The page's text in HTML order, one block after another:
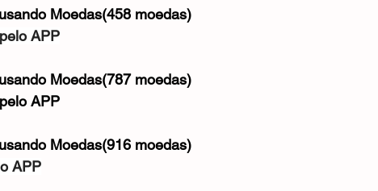
Moedas(458 moedas)
APP
Moedas(787 moedas)
APP
Moedas(916 moedas)
APP